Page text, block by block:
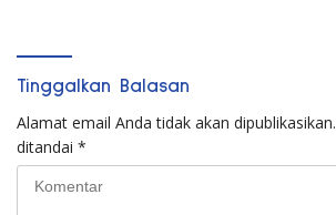
Tinggalkan Balasan
Alamat email Anda tidak akan dipublikasikan.
ditandai *